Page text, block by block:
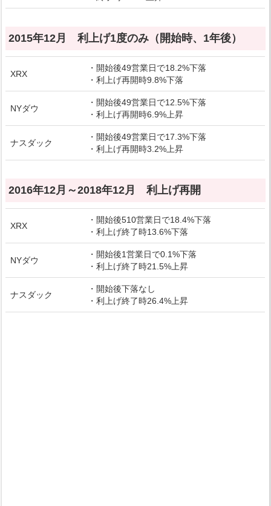
2015年12月 利上げ1度のみ（開始時、1年後）
XRX
・開始後49営業日で18.2%下落
・利上げ再開時9.8%下落
NYダウ
・開始後49営業日で12.5%下落
・利上げ再開時6.9%上昇
ナスダック
・開始後49営業日で17.3%下落
・利上げ再開時3.2%上昇
2016年12月～2018年12月 利上げ再開
XRX
・開始後510営業日で18.4%下落
・利上げ終了時13.6%下落
NYダウ
・開始後1営業日で0.1%下落
・利上げ終了時21.5%上昇
ナスダック
・開始後下落なし
・利上げ終了時26.4%上昇